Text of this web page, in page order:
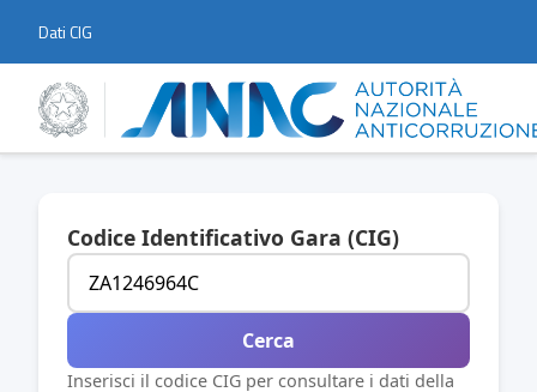
Dati CIG
Codice Identificativo Gara (CIG)
Cerca
Inserisci il codice CIG per consultare i dati della